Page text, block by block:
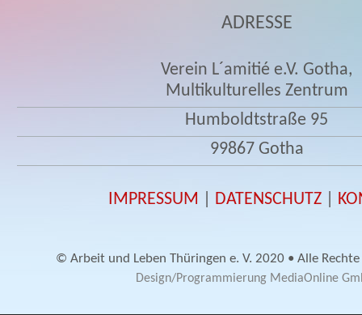
ADRESSE
Verein L´amitié e.V. Gotha,
Multikulturelles Zentrum
Humboldtstraße 95
99867 Gotha
IMPRESSUM DATENSCHUTZ
© Arbeit und Leben Thüringen e. V. 2020 • Alle
Design/Programmierung MediaOnline